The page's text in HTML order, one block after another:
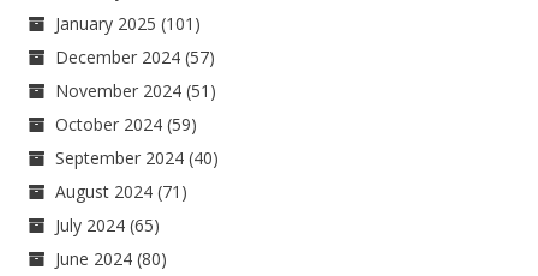
January 2025 (101)
December 2024 (57)
November 2024 (51)
October 2024 (59)
September 2024 (40)
August 2024 (71)
July 2024 (65)
June 2024 (80)